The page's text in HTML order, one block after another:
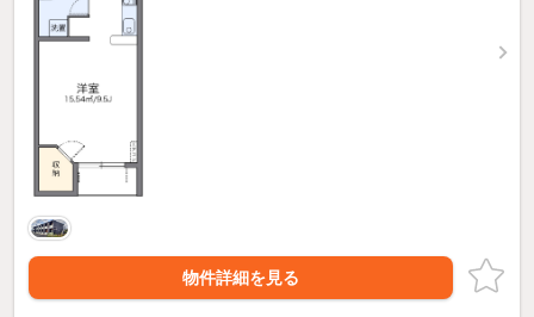
物件詳細を見る